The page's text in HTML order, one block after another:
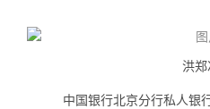
洪郑
中国银行北京分行私人银